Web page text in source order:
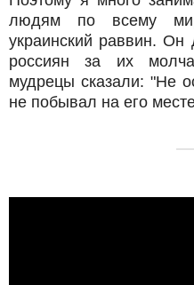
людям по всему
украинский раввин. Он
россиян за их
мудрецы сказали: "Не
не побывал на его